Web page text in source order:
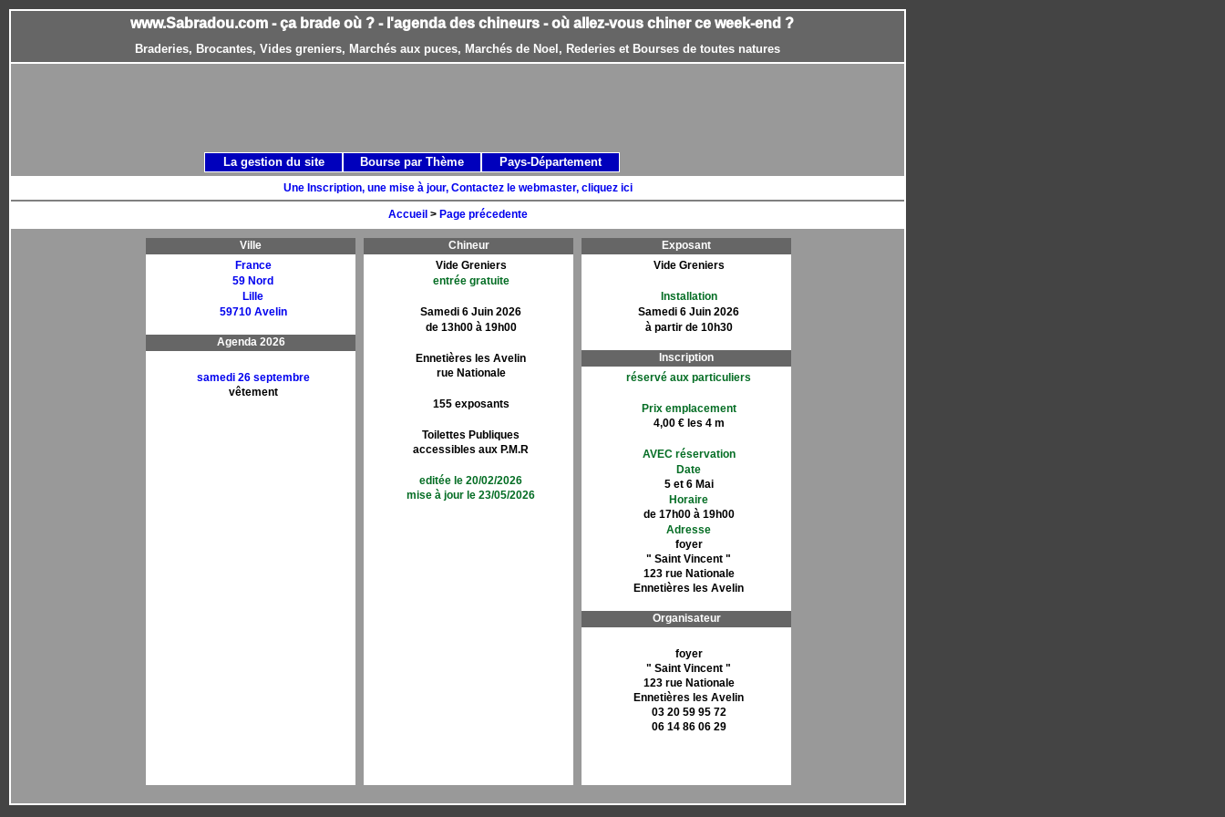
www.Sabradou.com - ça brade où ? - l'agenda des chineurs - où allez-vous chiner ce week-end ?
Braderies, Brocantes, Vides greniers, Marchés aux puces, Marchés de Noel, Rederies et Bourses de toutes natures
Une Inscription, une mise à jour, Contactez le webmaster, cliquez ici
Accueil > Page précedente
Ville
France
59 Nord
Lille
59710 Avelin
Agenda 2026
samedi 26 septembre
vêtement
Chineur
Vide Greniers
entrée gratuite
Samedi 6 Juin 2026
de 13h00 à 19h00
Ennetières les Avelin
rue Nationale
155 exposants
Toilettes Publiques
accessibles aux P.M.R
editée le 20/02/2026
mise à jour le 23/05/2026
Exposant
Vide Greniers
Installation
Samedi 6 Juin 2026
à partir de 10h30
Inscription
réservé aux particuliers
Prix emplacement
4,00 € les 4 m
AVEC réservation
Date
5 et 6 Mai
Horaire
de 17h00 à 19h00
Adresse
foyer
" Saint Vincent "
123 rue Nationale
Ennetières les Avelin
Organisateur
foyer
" Saint Vincent "
123 rue Nationale
Ennetières les Avelin
03 20 59 95 72
06 14 86 06 29
La gestion du site Bourse par Thème Pays-Département